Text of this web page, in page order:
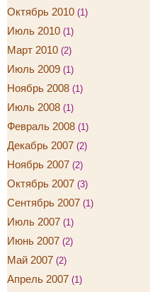
Октябрь 2010 (1)
Июль 2010 (1)
Март 2010 (2)
Июль 2009 (1)
Ноябрь 2008 (1)
Июль 2008 (1)
Февраль 2008 (1)
Декабрь 2007 (2)
Ноябрь 2007 (2)
Октябрь 2007 (3)
Сентябрь 2007 (1)
Июль 2007 (1)
Июнь 2007 (2)
Май 2007 (2)
Апрель 2007 (1)